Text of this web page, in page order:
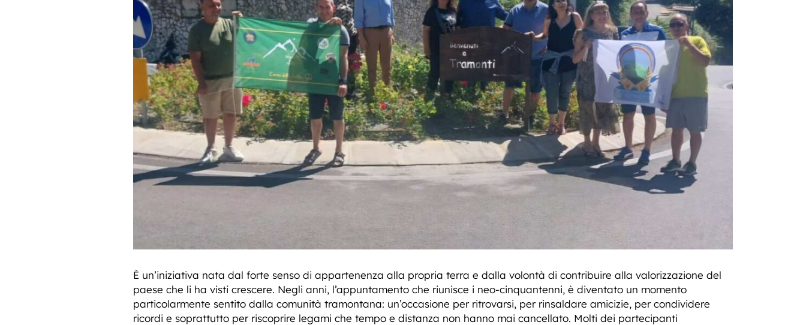
È un’iniziativa nata dal forte senso di appartenenza alla propria terra e dalla volontà di contribuire alla valorizzazione del
paese che li ha visti crescere. Negli anni, l’appuntamento che riunisce i neo-cinquantenni, è diventato un momento
particolarmente sentito dalla comunità tramontana: un’occasione per ritrovarsi, per rinsaldare amicizie, per condividere
ricordi e soprattutto per riscoprire legami che tempo e distanza non hanno mai cancellato. Molti dei partecipanti